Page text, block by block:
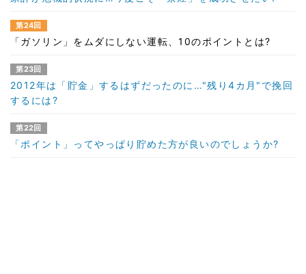
第24回
「ガソリン」をムダにしない運転、10のポイントとは?
第23回
2012年は「貯金」するはずだったのに…"残り4カ月"で挽回
するには?
第22回
「ポイント」ってやっぱり貯めた方が良いのでしょうか?